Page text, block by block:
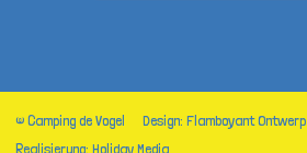
© Camping de Vogel
Design: Flamboyant Ontwerp
Realisierung: Holiday Media